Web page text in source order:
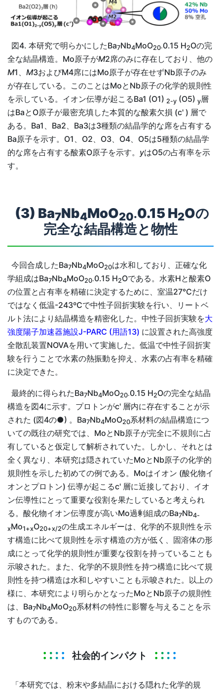
図4. 本研究で明らかにしたBa7Nb4MoO20·0.15 H2Oの完
全な結晶構造。Mo原子がM2席のみに存在しており、他の
M1、 M3およびM4席にはMo原子が存在せずNb原子のみ
が存在している。このことはMoとNb原子の化学的規則性
を示している。イオン伝導が起こるBa1 (O1) 2-y (O5) y層
はBaとO原子が最密充填した本質的な酸素欠損 (c' ) 層で
ある。Ba1、Ba2、Ba3は3種類の結晶学的な席を占有する
Ba原子を示す。O1、O2、O3、O4、O5は5種類の結晶学
的な席を占有する酸素O原子を示す。 yはO5の占有率を示
す。
(3) Ba7Nb4MoO20·0.15 H2Oの
完全な結晶構造と物性
今回合成したBa7Nb4MoO20は水和しており、正確な化
学組成はBa7Nb4MoO20·0.15 H2Oである。水素Hと酸素O
の位置と占有率を精確に決定するために、室温27℃だけ
ではなく低温-243ºCで中性子回折実験を行い、リートベ
ルト法により結晶構造を精密化した。中性子回折実験を大
強度陽子加速器施設J-PARC (用語13) に設置された高強度
全散乱装置NOVAを用いて実施した。低温で中性子回折実
験を行うことで水素の熱振動を抑え、水素の占有率を精確
に決定できた。
最終的に得られたBa7Nb4MoO20·0.15 H2Oの完全な結晶
構造を図4に示す。プロトンがc' 層内に存在することが示
された (図4の●) 。Ba7Nb4MoO20系材料の結晶構造につ
いての既往の研究では、MoとNb原子が完全に不規則に占
有していると仮定して解析されていた。しかし、それとは
全く異なり、本研究は隠されていたMoとNb原子の化学的
規則性を示した初めての例である。Moはイオン (酸化物イ
オンとプロトン) 伝導が起こるc' 層に近接しており、イオ
ン伝導性にとって重要な役割を果たしていると考えられ
る。酸化物イオン伝導度が高いMo過剰組成のBa7Nb4-
xMo1+xO20+x/2の生成エネルギーは、化学的不規則性を示
す構造に比べて規則性を示す構造の方が低く、固溶体の形
成にとって化学的規則性が重要な役割を持っていることも
示唆された。また、化学的不規則性を持つ構造に比べて規
則性を持つ構造は水和しやすいことも示唆された。以上の
様に、本研究により明らかとなったMoとNb原子の規則性
は、Ba7Nb4MoO20系材料の特性に影響を与えることを示
すものである。
社会的インパクト
「本研究では、粉末や多結晶における隠れた化学的規